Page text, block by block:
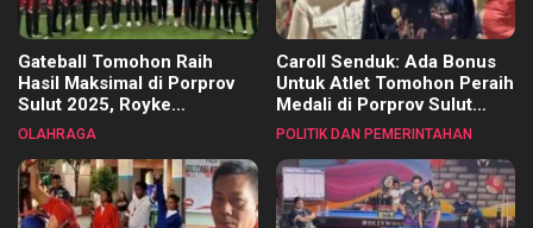
Gateball Tomohon Raih
Hasil Maksimal di Porprov
Sulut 2025, Royke
Tangkawarouw Ucapkan
OLAHRAGA
Caroll Senduk: Ada Bonus
Untuk Atlet Tomohon Peraih
Medali di Porprov Sulut
2025
POLITIK DAN PEMERINTAHAN